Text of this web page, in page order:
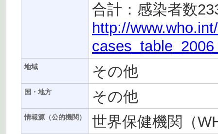
合計：感染者数
http://
地域 その他
国・地方 その他
情報源（公的機関） 世界保健機関（